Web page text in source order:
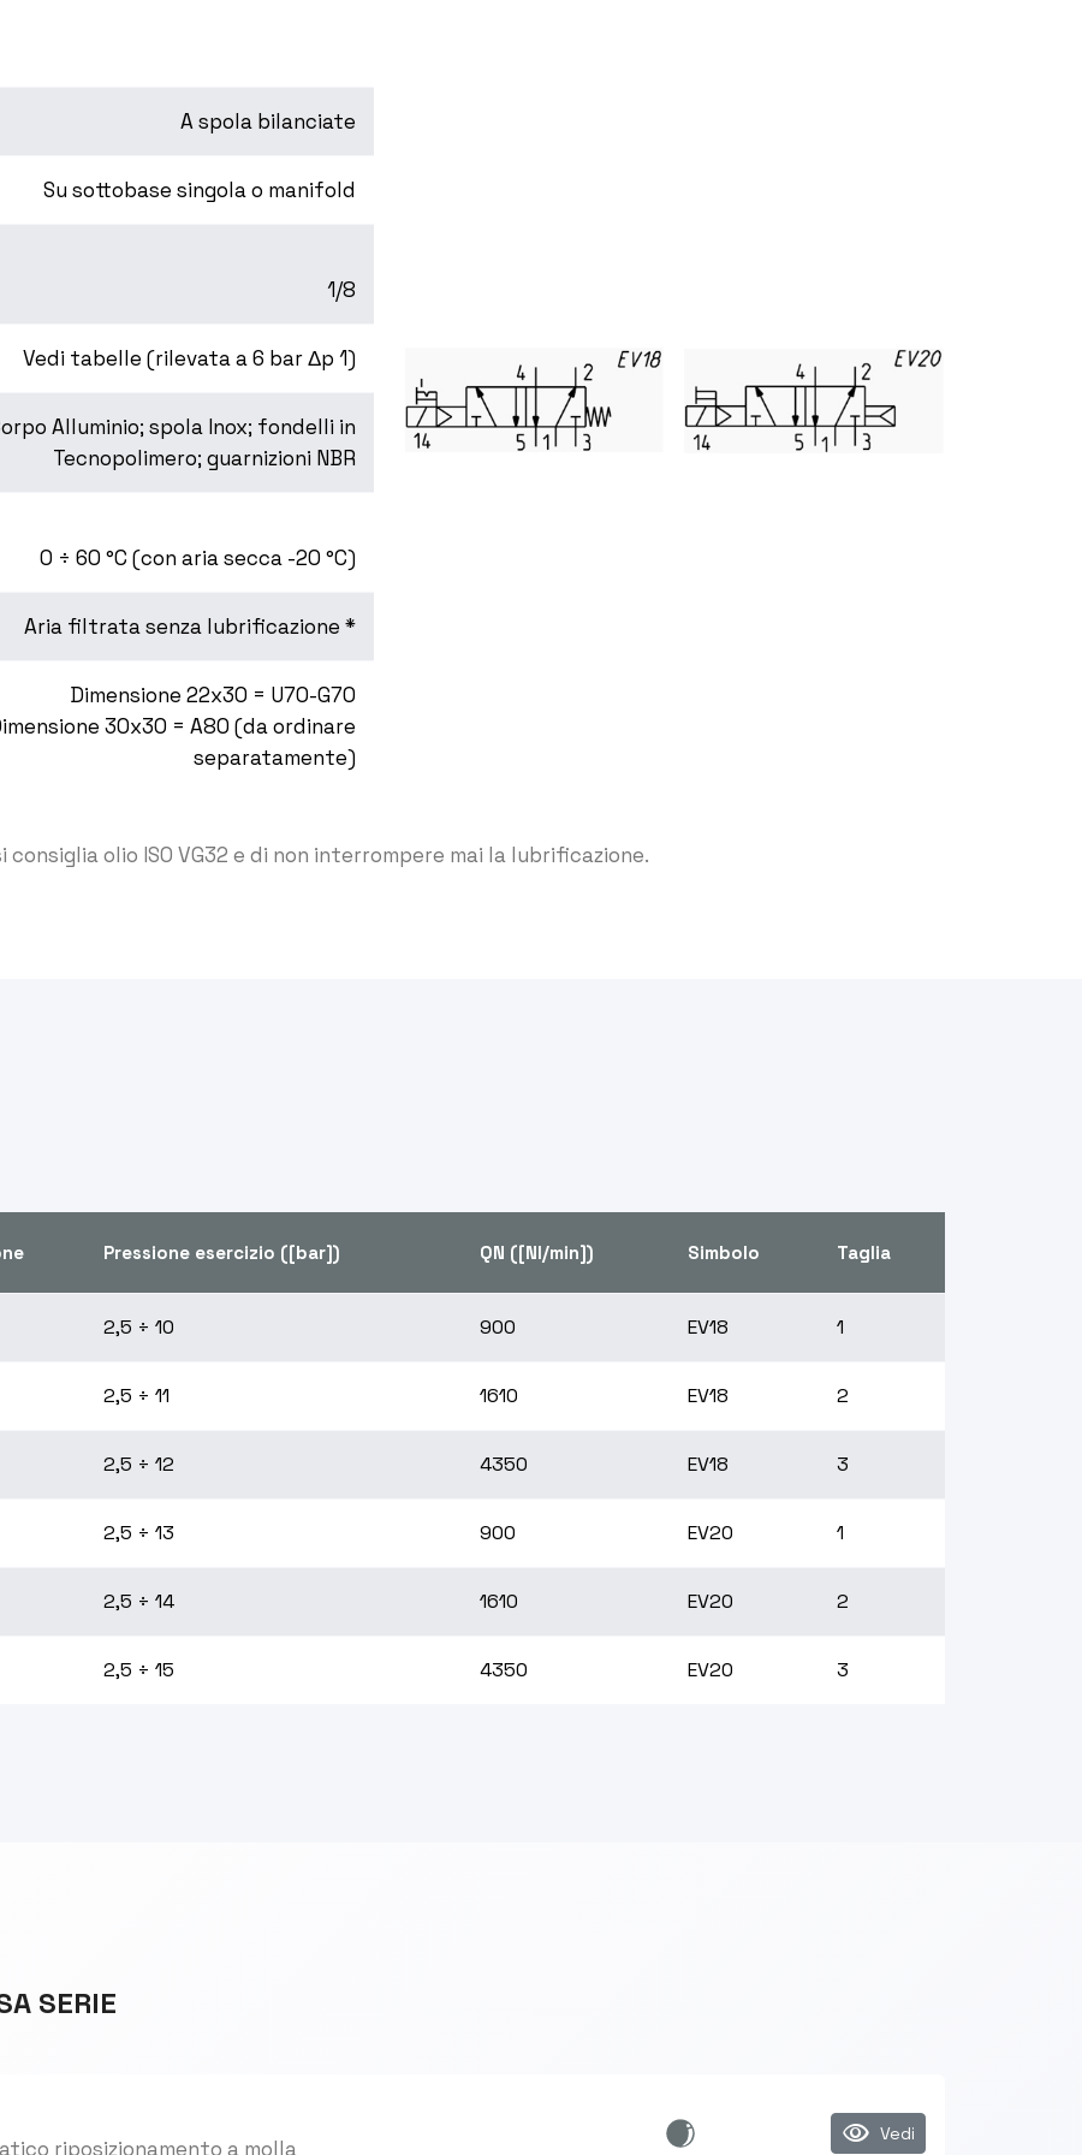
A spola bilanciate
Su sottobase singola o manifold
1/8
Vedi tabelle (rilevata a 6 bar Δp 1)
Alluminio; spola Inox; fondelli in
Tecnopolimero; guarnizioni NBR
0 ÷ 60 °C (con aria secca -20 °C)
Aria filtrata senza lubrificazione *
Dimensione 22x30 = U70-G70
30x30 = A80 (da ordinare
separatamente)
olio ISO VG32 e di non interrompere mai la lubrificazione.
Pressione esercizio ([bar]) QN ([Nl/min]) Simbolo Taglia
2,5 ÷ 10 900 EV18 1
2,5 ÷ 11 1610 EV18 2
2,5 ÷ 12 4350 EV18 3
2,5 ÷ 13 900 EV20 1
2,5 ÷ 14 1610 EV20 2
2,5 ÷ 15 4350 EV20 3
SERIE
riposizionamento a molla
visibility Vedi